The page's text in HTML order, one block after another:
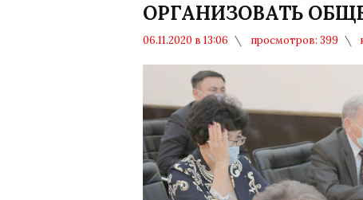
ОРГАНИЗОВАТЬ
06.11.2020 в 13:06 просмотров: 399